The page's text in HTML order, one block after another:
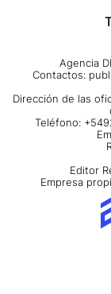
Agencia
Contactos:
Dirección de las
Teléfono:
Editor
Empresa